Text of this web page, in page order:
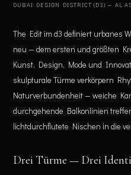
DUBAI DESIGN DISTRICT (D3) — AL
The Edit im d3 definiert urbanes
neu — dem ersten und größten
Kunst, Design, Mode und
skulpturale Türme verkörpern
Naturverbundenheit — weiche
durchgehende Balkonlinien
lichtdurchflutete Nischen in die
Drei Türme — Drei